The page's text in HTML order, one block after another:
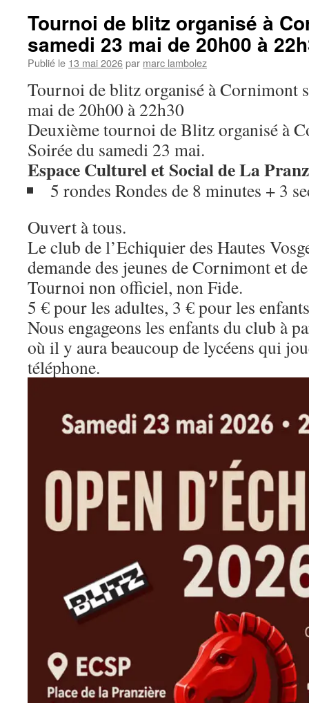
Tournoi de blitz organisé à
samedi 23 mai de 20h00 à
Publié le 13 mai 2026par marc lambolez
Tournoi de blitz organisé à Cornimont
mai de 20h00 à 22h30
Deuxième tournoi de Blitz organisé à
Soirée du samedi 23 mai.
Espace Culturel et Social de La
5 rondes Rondes de 8 minutes + 3
Ouvert à tous.
Le club de l’Echiquier des Hautes
demande des jeunes de Cornimont et
Tournoi non officiel, non Fide.
5 € pour les adultes, 3 € pour les
Nous engageons les enfants du club à
où il y aura beaucoup de lycéens qui
téléphone.